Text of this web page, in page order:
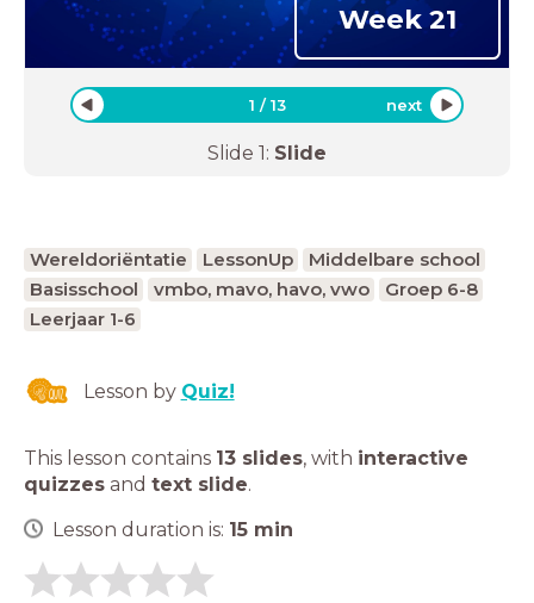
Week 21
1 /13 next
Slide 1: Slide
Wereldoriëntatie LessonUp
Middelbare school
Basisschool
vmbo, mavo, havo, vwo
Groep 6-8
Leerjaar 1-6
Lesson by Quiz!
This lesson contains 13 slides, with interactive
quizzes and text slide.
Lesson duration is: 15 min